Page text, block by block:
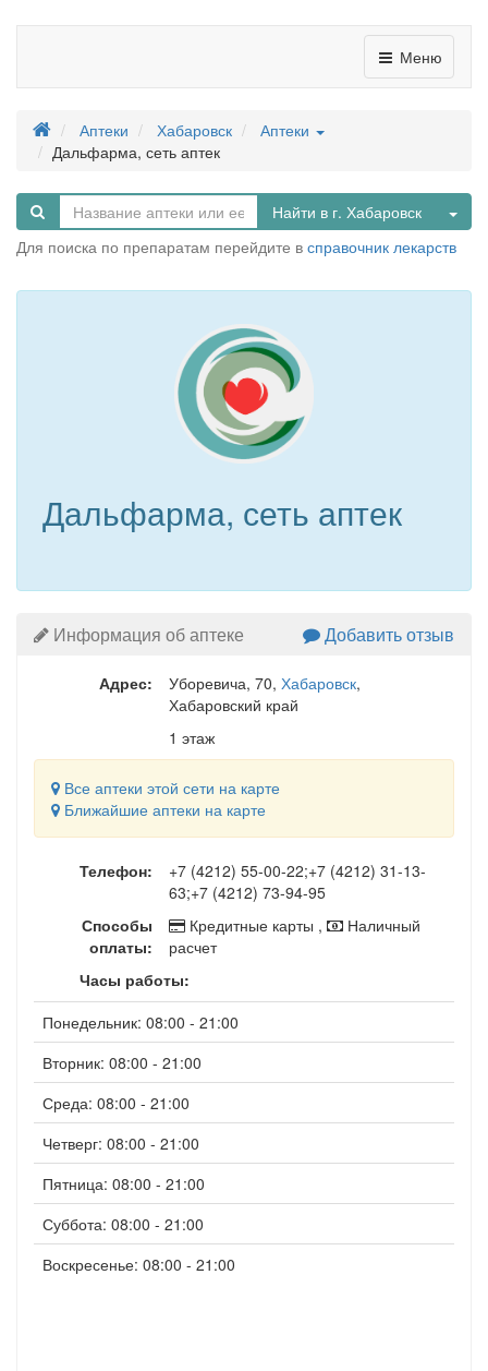
Меню
Аптеки Хабаровск
Аптеки
Дальфарма, сеть аптек
Найти в г. Хабаровск
Для поиска по препаратам перейдите в справочник лекарств
Дальфарма, сеть аптек
Информация об аптеке Добавить отзыв
Адрес: Уборевича, 70, Хабаровск,
Хабаровский край
1 этаж
Все аптеки этой сети на карте
Ближайшие аптеки на карте
Телефон:
+7 (4212) 55-00-22;+7 (4212) 31-13-
63;+7 (4212) 73-94-95
Способы
оплаты:
Кредитные карты ,
Наличный
расчет
Часы работы:
Понедельник: 08:00 - 21:00
Вторник: 08:00 - 21:00
Среда: 08:00 - 21:00
Четверг: 08:00 - 21:00
Пятница: 08:00 - 21:00
Суббота: 08:00 - 21:00
Воскресенье: 08:00 - 21:00